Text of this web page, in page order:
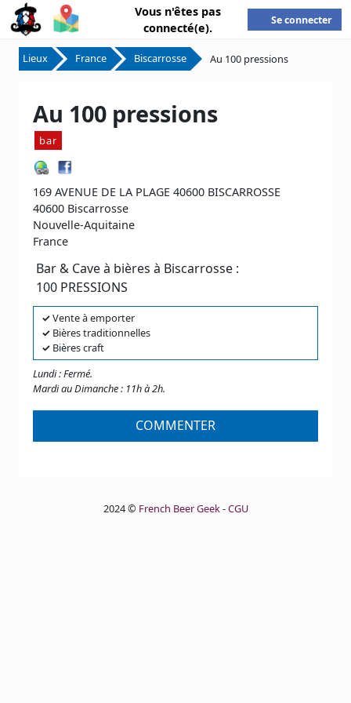
Vous n'êtes pas
connecté(e).
Se connecter
Lieux France Biscarrosse Au 100 pressions
Au 100 pressions
bar
169 AVENUE DE LA PLAGE 40600 BISCARROSSE
40600 Biscarrosse
Nouvelle-Aquitaine
France
Bar & Cave à bières à Biscarrosse :
100 PRESSIONS
✓Vente à emporter
✓ Bières traditionnelles
✓ Bières craft
Lundi : Fermé.
Mardi au Dimanche : 11h à 2h.
COMMENTER
2024 © French Beer Geek-CGU